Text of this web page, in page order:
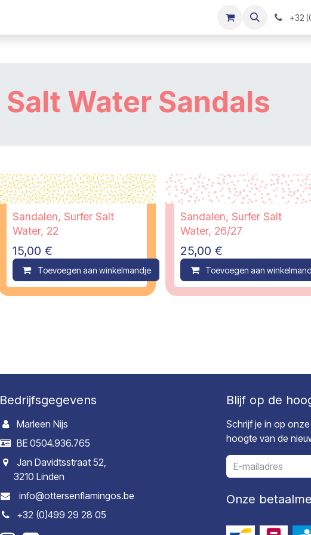
+32
Salt Water Sandals
Compare
Sandalen, Surfer Salt
Water, 22
15,00 €
Toevoegen aan winkelmandje Compare
Sandalen, Surfer Salt
Water, 26/27
25,00 €
Toevoegen aan
Bedrijfsgegevens
Marleen Nijs
BE 0504.936.765
Jan Davidtsstraat 52,
3210 Linden
info@ottersenflamingos.be
+32 (0)499 29 28 05
Blijf op de
Schrijf je in op
hoogte van de
Onze